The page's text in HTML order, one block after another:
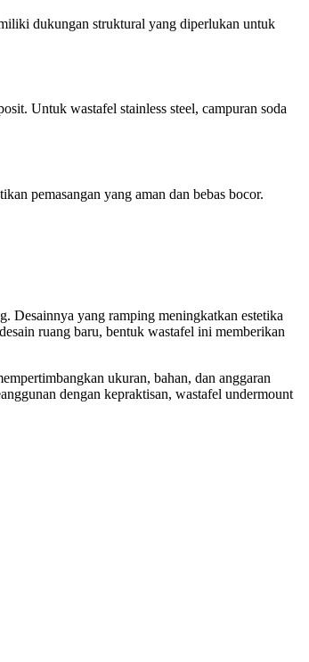
dukungan struktural yang diperlukan untuk
Untuk wastafel stainless steel, campuran soda
pemasangan yang aman dan bebas bocor.
Desainnya yang ramping meningkatkan estetika
ruang baru, bentuk wastafel ini memberikan
ukuran, bahan, dan anggaran
dengan kepraktisan, wastafel undermount